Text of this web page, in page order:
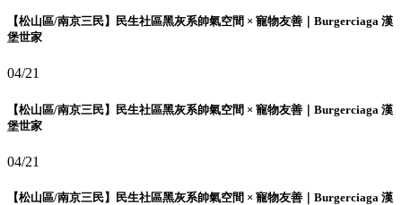
【松山區/南京三民】民生社區黑灰系帥氣空間 × 寵物友善｜Burgerciaga 漢
堡世家
04/21
【松山區/南京三民】民生社區黑灰系帥氣空間 × 寵物友善｜Burgerciaga 漢
堡世家
04/21
【松山區/南京三民】民生社區黑灰系帥氣空間 × 寵物友善｜Burgerciaga 漢